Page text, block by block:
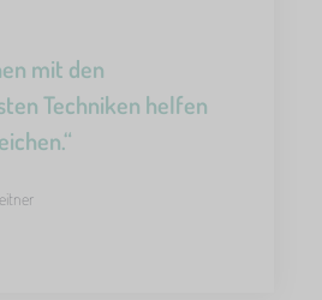
mit den
Techniken helfen